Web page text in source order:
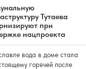
Тутаева
при
нацпроекта
вода в доме стала
горячей после